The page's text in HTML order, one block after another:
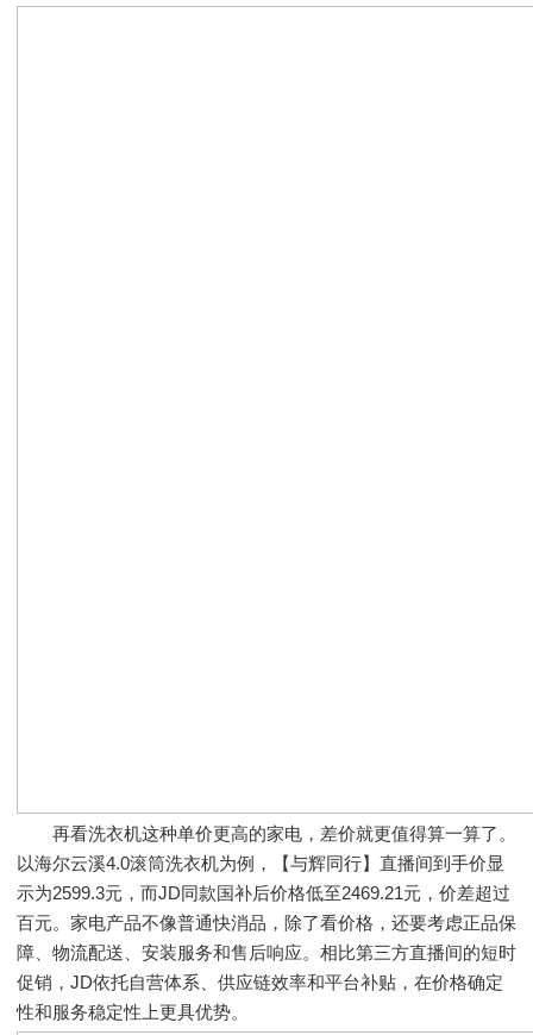
再看洗衣机这种单价更高的家电，差价就更值得算一算了。
以海尔云溪4.0滚筒洗衣机为例，【与辉同行】直播间到手价显
示为2599.3元，而JD同款国补后价格低至2469.21元，价差超过
百元。家电产品不像普通快消品，除了看价格，还要考虑正品保
障、物流配送、安装服务和售后响应。相比第三方直播间的短时
促销，JD依托自营体系、供应链效率和平台补贴，在价格确定
性和服务稳定性上更具优势。